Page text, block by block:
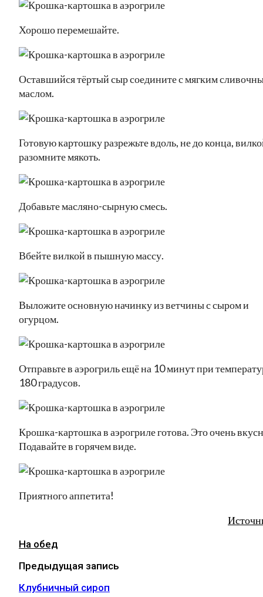
Хорошо перемешайте.
Оставшийся тёртый сыр соедините с мягким
маслом.
Готовую картошку разрежьте вдоль, не до конца,
разомните мякоть.
Добавьте масляно-сырную смесь.
Вбейте вилкой в пышную массу.
Выложите основную начинку из ветчины с сыром и
огурцом.
Отправьте в аэрогриль ещё на 10 минут при
180 градусов.
Крошка-картошка в аэрогриле готова. Это очень
Подавайте в горячем виде.
Приятного аппетита!
На обед
Предыдущая запись
Клубничный сироп